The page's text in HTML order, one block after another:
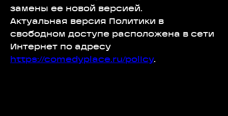
замены ее новой версией.
Актуальная версия Политики в
свободном доступе расположена в сети
Интернет по адресу
https://comedyplace.ru/policy.